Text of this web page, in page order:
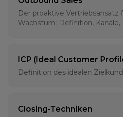
Der proaktive Vertriebsansatz
Wachstum: Definition,
ICP (Ideal Customer
Definition des idealen
Closing-Techniken